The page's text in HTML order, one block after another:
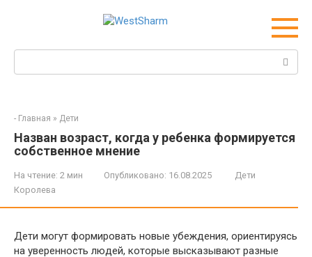
- Главная » Дети
Назван возраст, когда у ребенка формируется
собственное мнение
На чтение: 2 мин Опубликовано: 16.08.2025
Дети
Королева
Дети могут формировать новые убеждения, ориентируясь
на уверенность людей, которые высказывают разные